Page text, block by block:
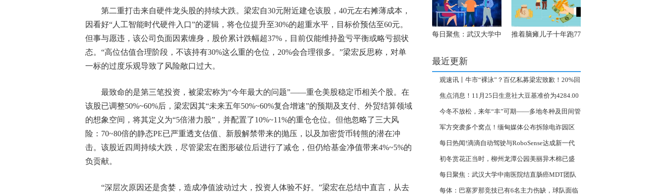
第二重打击来自硬件龙头股的持续大跌。梁宏自30元附近建仓该股，40元左右摊薄成本，
因看好“人工智能时代硬件入口”的逻辑，将仓位提升至30%的超重水平，目标价预估至60元。
但事与愿违，该公司负面因素缠身，股价累计跌幅超37%，目前仅能维持盈亏平衡或略亏损状
态。“高位估值合理阶段，不该持有30%这么重的仓位，20%会合理很多。”梁宏反思称，对单
一标的过度乐观导致了风险敞口过大。
最致命的是第三笔投资，被梁宏称为“今年最大的问题”——重仓美股稳定币相关个股。在
该股已调整50%~60%后，梁宏因其“未来五年50%~60%复合增速”的预期及支付、外贸结算领域
的想象空间，将其定义为“5倍潜力股”，并配置了10%~11%的重仓仓位。但他忽略了三大风
险：70~80倍的静态PE已严重透支估值、新股解禁带来的抛压，以及加密货币转熊的潜在冲
击。该股近四周持续大跌，尽管梁宏在图形破位后进行了减仓，但仍给基金净值带来4%~5%的
负贡献。
“深层次原因还是贪婪，造成净值波动过大，投资人体验不好。”梁宏在总结中直言，从去
仓“踩雷”真相曝光
合作
每日聚焦：武汉大学中
团队再夺全国总冠军
推着脑瘫儿子十年跑77
最近更新
观速讯丨牛市“裸泳”？百亿私募梁宏致歉！20%回
撤背后：三笔重仓“踩雷”真相曝光
焦点消息！11月25日生意社大豆基准价为4284.00
元/吨
今冬不放松，来年“丰”可期——多地冬种及田间管
护见闻
军方突袭多个窝点！缅甸媒体公布拆除电诈园区
画面 今亮点
每日热闻!滴滴自动驾驶与RoboSense达成新一代
Robotaxi车型定点合作
初冬赏花正当时，柳州龙潭公园美丽异木棉已盛
每日聚焦：武汉大学中南医院结直肠癌MDT团队
再夺全国总冠军
每体：巴塞罗那竞技已有6名主力伤缺，球队面临